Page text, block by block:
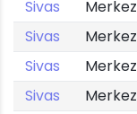
Sivas
Merkez
Sivas
Merkez
Sivas
Merkez
Sivas
Merkez